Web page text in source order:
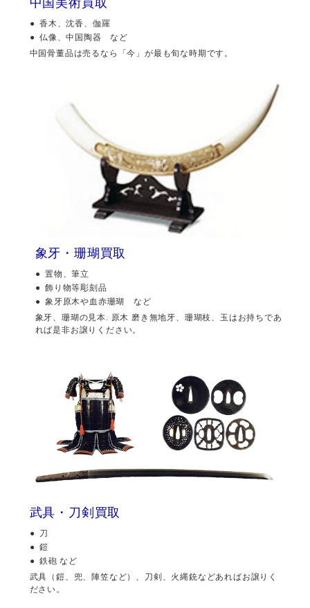
香木、沈香、伽羅
仏像、中国陶器 など
中国骨董品は売るなら「今」が最も旬な時期です。
象牙・珊瑚買取
置物、筆立
飾り物等彫刻品
象牙原木や血赤珊瑚 など
象牙、珊瑚の見本. 原木 磨き無地牙、珊瑚枝、玉はお持ちであ
れば是非お譲りください。
武具・刀剣買取
刀
鎧
鉄砲 など
武具（鎧、兜、陣笠など）、刀剣、火縄銃などあればお譲りく
ださい。